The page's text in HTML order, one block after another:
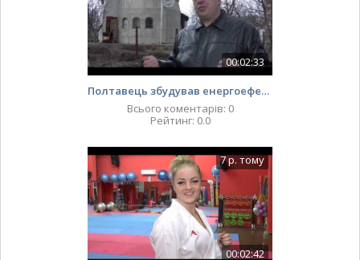
00:02:33
Полтавець збудував енергоефективний будинок і не платить за комунальні послуги
Всього коментарів: 0
Рейтинг: 0.0
7 р. тому
00:02:42